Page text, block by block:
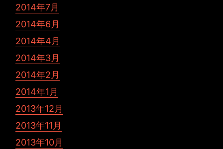
2014年7月
2014年6月
2014年4月
2014年3月
2014年2月
2014年1月
2013年12月
2013年11月
2013年10月